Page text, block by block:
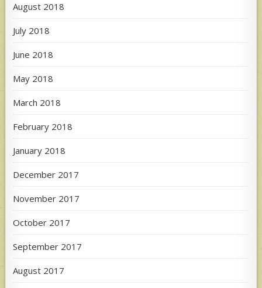
August 2018
July 2018
June 2018
May 2018
March 2018
February 2018
January 2018
December 2017
November 2017
October 2017
September 2017
August 2017